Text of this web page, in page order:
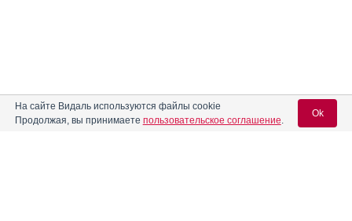
На сайте Видаль используются файлы cookie
Продолжая, вы принимаете пользовательское соглашение.
Ok